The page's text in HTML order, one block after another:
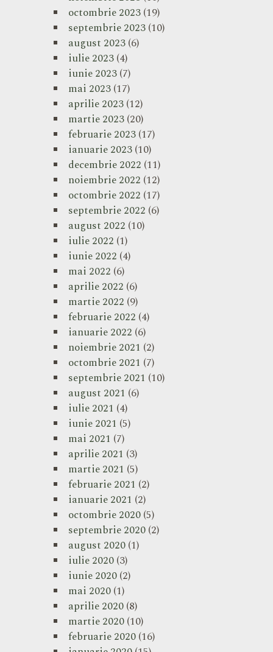
octombrie 2023(19)
septembrie 2023(10)
august 2023(6)
iulie 2023(4)
iunie 2023(7)
mai 2023(17)
aprilie 2023(12)
martie 2023(20)
februarie 2023(17)
ianuarie 2023(10)
decembrie 2022 (11)
noiembrie 2022 (12)
octombrie 2022 (17)
septembrie 2022 (6)
august 2022 (10)
iulie 2022 (1)
iunie 2022 (4)
mai 2022 (6)
aprilie 2022 (6)
martie 2022 (9)
februarie 2022 (4)
ianuarie 2022 (6)
noiembrie 2021 (2)
octombrie 2021 (7)
septembrie 2021 (10)
august 2021 (6)
iulie 2021 (4)
iunie 2021 (5)
mai 2021 (7)
aprilie 2021 (3)
martie 2021 (5)
februarie 2021 (2)
ianuarie 2021 (2)
octombrie 2020(5)
septembrie 2020(2)
august 2020(1)
iulie 2020(3)
iunie 2020(2)
mai 2020(1)
aprilie 2020(8)
martie 2020(10)
februarie 2020(16)